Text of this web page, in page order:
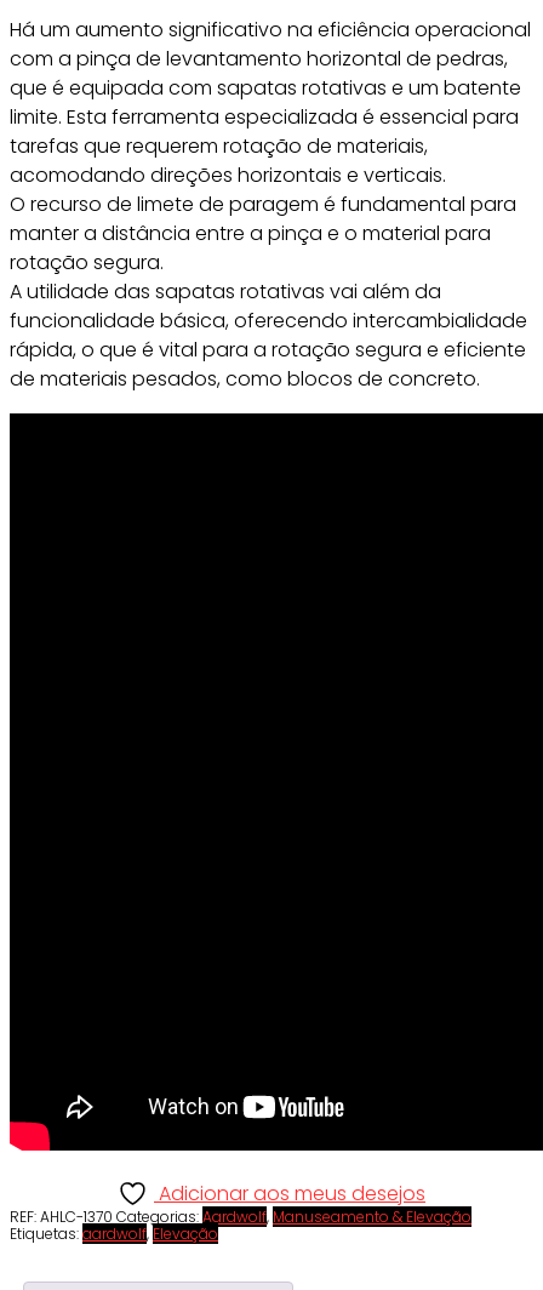
Há um aumento significativo na eficiência operacional
com a pinça de levantamento horizontal de pedras,
que é equipada com sapatas rotativas e um batente
limite. Esta ferramenta especializada é essencial para
tarefas que requerem rotação de materiais,
acomodando direções horizontais e verticais.
O recurso de limete de paragem é fundamental para
manter a distância entre a pinça e o material para
rotação segura.
A utilidade das sapatas rotativas vai além da
funcionalidade básica, oferecendo intercambialidade
rápida, o que é vital para a rotação segura e eficiente
de materiais pesados, como blocos de concreto.
Adicionar aos meus desejos
REF:AHLC-1370 Categorias:Aardwolf, Manuseamento & Elevação
Etiquetas:aardwolf, Elevação